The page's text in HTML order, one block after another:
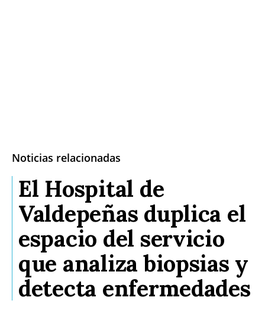
Noticias relacionadas
El Hospital de
Valdepeñas duplica el
espacio del servicio
que analiza biopsias y
detecta enfermedades